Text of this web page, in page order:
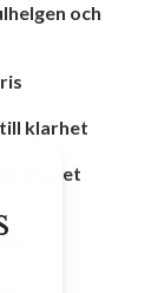
och
klarhet